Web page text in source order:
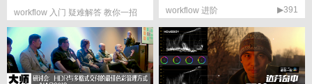
workflow 入门 疑难解答 教你一招
workflow 进阶 ▶391